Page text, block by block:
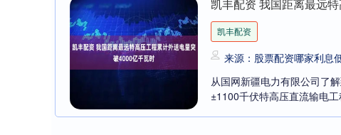
凯丰配资 我国距离最远
凯丰配资
来源：股票配资哪家利息
从国网新疆电力有限公司了
±1100千伏特高压直流输电